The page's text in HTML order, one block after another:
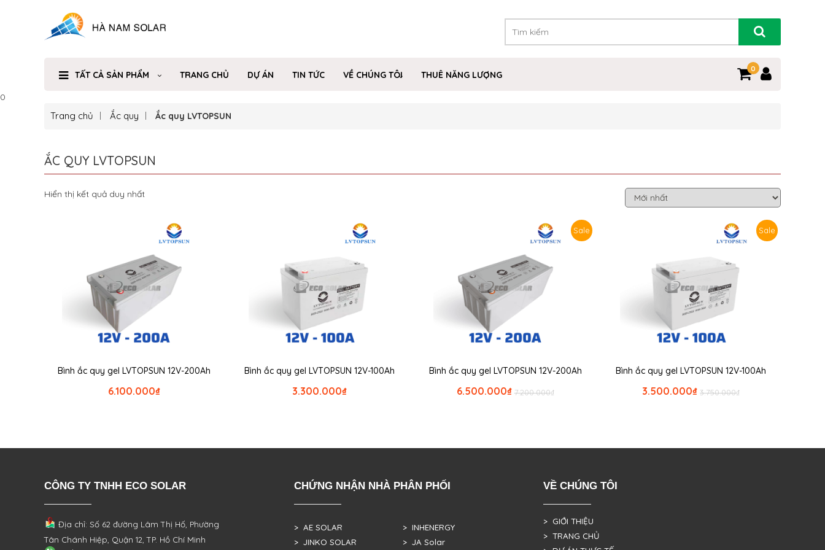
TẤT CẢ SẢN PHẨM TRANG CHỦ DỰ ÁN TIN TỨC VỀ CHÚNG TÔI THUÊ NĂNG LƯỢNG
0
0
Trang chủ Ắc quy Ắc quy LVTOPSUN
ẮC QUY LVTOPSUN
Hiển thị kết quả duy nhất
Bình ắc quy gel LVTOPSUN 12V-200Ah
₫
6.100.000
Bình ắc quy gel LVTOPSUN 12V-100Ah
₫
3.300.000
Sale
Bình ắc quy gel LVTOPSUN 12V-200Ah
₫
7.200.000
₫
6.500.000
Sale
Bình ắc quy gel LVTOPSUN 12V-100Ah
₫
3.750.000
₫
3.500.000
CÔNG TY TNHH ECO SOLAR
Địa chỉ: Số 62 đường Lâm Thị Hố, Phường
Tân Chánh Hiệp, Quận 12, TP. Hồ Chí Minh
CHỨNG NHẬN NHÀ PHÂN PHỐI
> AE SOLAR
> JINKO SOLAR
> INHENERGY
> JA Solar
VỀ CHÚNG TÔI
> GIỚI THIỆU
> TRANG CHỦ